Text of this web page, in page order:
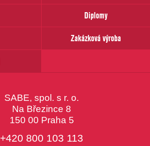
Diplomy
Zakázková výroba
SABE, spol. s r. o.
Na Březince 8
150 00 Praha 5
+420 800 103 113